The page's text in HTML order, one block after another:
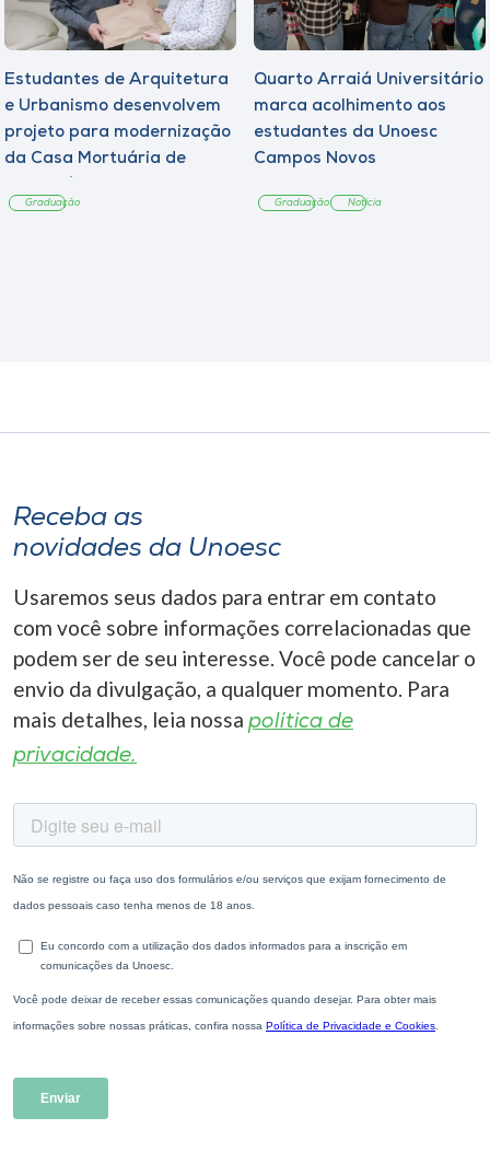
Estudantes de Arquitetura
e Urbanismo desenvolvem
projeto para modernização
da Casa Mortuária de
Graduação
Quarto Arraiá Universitário
marca acolhimento aos
estudantes da Unoesc
Campos Novos
Graduação Notícia
Receba as
novidades da Unoesc
Usaremos seus dados para entrar em contato
com você sobre informações correlacionadas que
podem ser de seu interesse. Você pode cancelar o
envio da divulgação, a qualquer momento. Para
mais detalhes, leia nossa política de
privacidade.